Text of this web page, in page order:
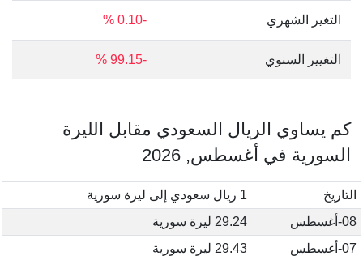
التغير الشهري -0.10 %
التغيير السنوي -99.15 %
كم يساوي الريال السعودي مقابل الليرة
السورية في أغسطس, 2026
التاريخ
1 ريال سعودي إلى ليرة سورية
08-أغسطس
29.24 ليرة سورية
07-أغسطس
29.43 ليرة سورية